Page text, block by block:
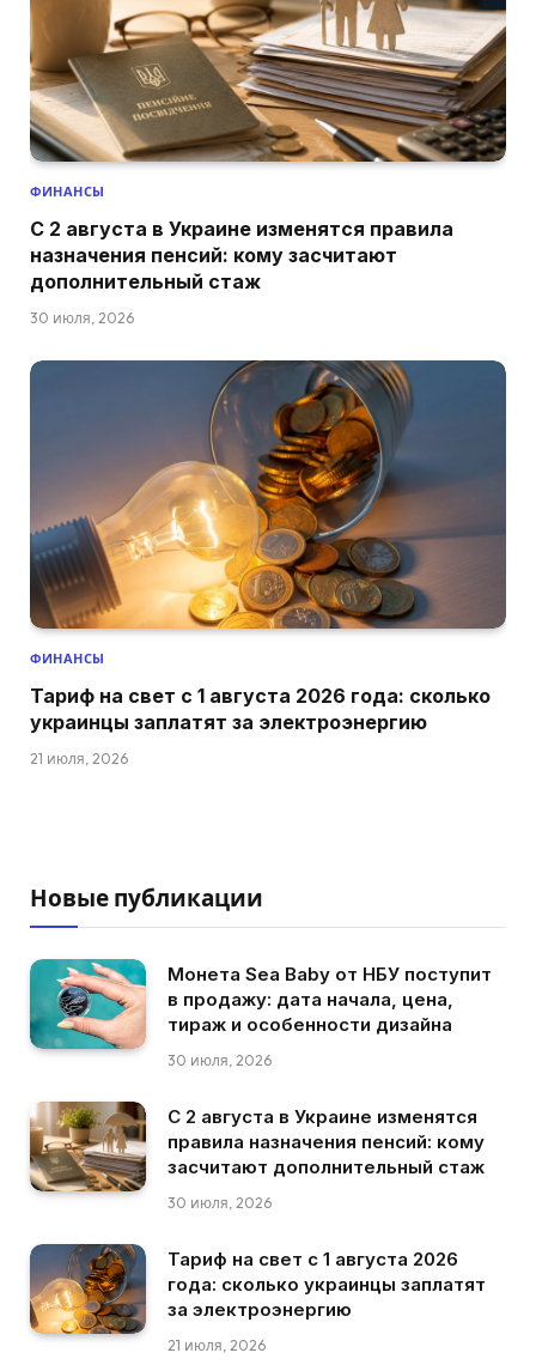
ФИНАНСЫ
С 2 августа в Украине изменятся правила
назначения пенсий: кому засчитают
дополнительный стаж
30 июля, 2026
ФИНАНСЫ
Тариф на свет с 1 августа 2026 года: сколько
украинцы заплатят за электроэнергию
21 июля, 2026
Новые публикации
Монета Sea Baby от НБУ поступит
в продажу: дата начала, цена,
тираж и особенности дизайна
30 июля, 2026
С 2 августа в Украине изменятся
правила назначения пенсий: кому
засчитают дополнительный стаж
30 июля, 2026
Тариф на свет с 1 августа 2026
года: сколько украинцы заплатят
за электроэнергию
21 июля, 2026